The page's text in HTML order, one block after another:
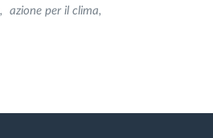
azione per il clima